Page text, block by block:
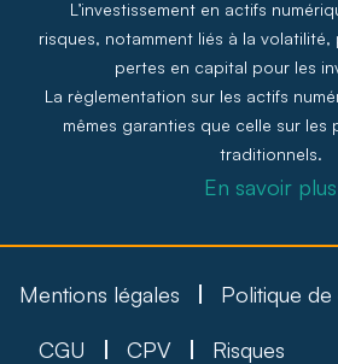
L’investissement en actifs
risques, notamment liés à la
pertes en capital pour les
La règlementation sur les actifs
mêmes garanties que celle sur les
traditionnels.
En savoir plus
Mentions légales Politique
CGU CPV
Risques